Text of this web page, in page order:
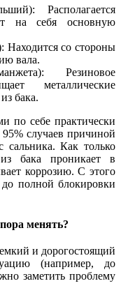
Располагается
на себя основную
со стороны
вала.
Резиновое
металлические
бака.
себе практически
случаев причиной
сальника. Как только
из бака проникает в
коррозию. С этого
до полной блокировки
менять?
и дорогостоящий
(например, до
заметить проблему